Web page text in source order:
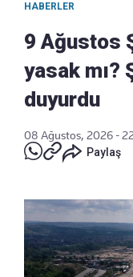
HABERLER
9 Ağustos
yasak mı?
duyurdu
08 Ağustos, 2026 -
Paylaş